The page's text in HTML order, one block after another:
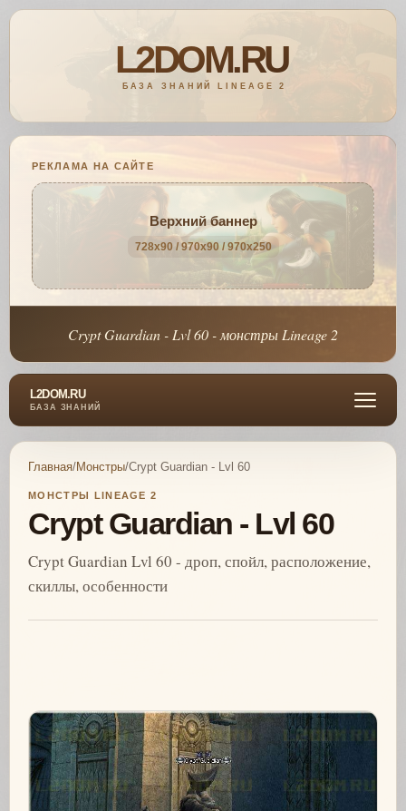
РЕКЛАМА НА САЙТЕ
Верхний баннер
728x90 / 970x90 / 970x250
Crypt Guardian - Lvl 60 - монстры Lineage 2
L2DOM.RU
БАЗА ЗНАНИЙ
Главная/Монстры/Crypt Guardian - Lvl 60
МОНСТРЫ LINEAGE 2
Crypt Guardian - Lvl 60
Crypt Guardian Lvl 60 - дроп, спойл, расположение,
скиллы, особенности